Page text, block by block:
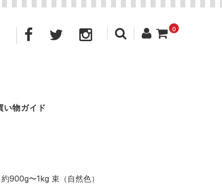
0
い物ガイド
900g〜1kg 束（自然色）